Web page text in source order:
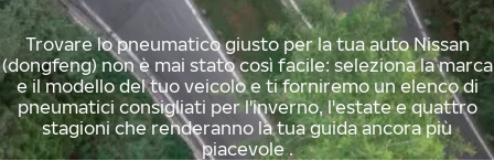
Trovare lo pneumatico giusto per la tua auto Nissan
(dongfeng) non è mai stato così facile: seleziona la marca
e il modello del tuo veicolo e ti forniremo un elenco di
pneumatici consigliati per l'inverno, l'estate e quattro
stagioni che renderanno la tua guida ancora più
piacevole .